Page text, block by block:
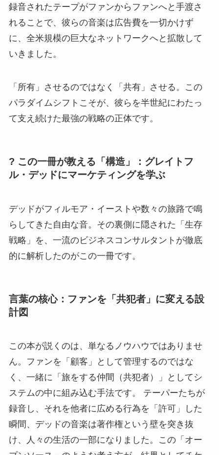
録音されたテープがファンからファンへと手渡さ
れることで、彼らの音楽は広告費を一切かけず
に、全米規模の巨大なネットワークへと拡散して
いきました。
「所有」させるのではなく「共有」させる。この
パラダイムシフトこそが、彼らを半世紀にわたっ
て支え続けた最強の戦略の正体です。
? この一冊が教える「構造」：グレイトフ
ル・デッドにマーケティングを学ぶ
デッドがフィルモア・イーストや数々の旅路で鳴
らしてきた自由な音。その裏側に隠された「生存
戦略」を、一流のビジネスコンサルタントが徹底
的に解析したのがこの一冊です。
言葉の核心：ファンを「共犯者」に変える設
計図
この本が説くのは、単なるノウハウではありませ
ん。ファンを「顧客」として管理するのではな
く、一緒に「旅をする仲間（共犯者）」としてシ
ステムの中に組み込む手法です。 テーパーたちが
録音し、それを他者に広める行為を「許可」した
瞬間、デッドの音楽は著作権という壁を突き抜
け、人々の生活の一部になりました。この「オー